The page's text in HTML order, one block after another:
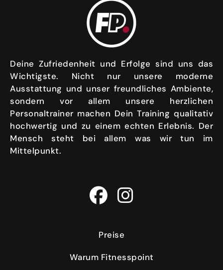
Deine Zufriedenheit und Erfolge sind uns das
Wichtigste. Nicht nur unsere moderne
Ausstattung und unser freundliches Ambiente,
sondern vor allem unsere herzlichen
Personaltrainer machen Dein Training qualitativ
hochwertig und zu einem echten Erlebnis. Der
Mensch steht bei allem was wir tun im
Mittelpunkt.
Preise
Warum Fitnesspoint